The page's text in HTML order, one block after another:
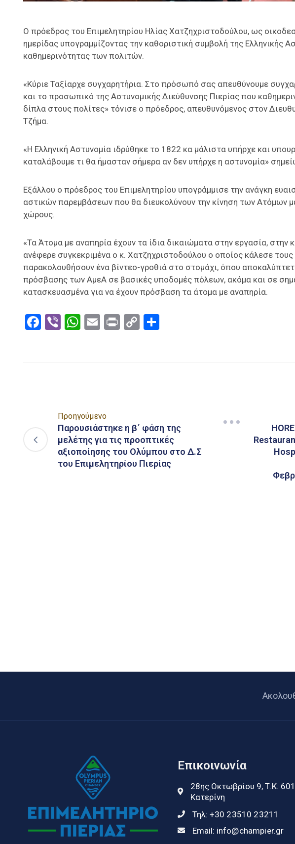
Ο πρόεδρος του Επιμελητηρίου Ηλίας Χατζηχριστοδούλου, ως
ημερίδας υπογραμμίζοντας την καθοριστική συμβολή της Ελληνικής
καθημερινότητας των πολιτών.
«Κύριε Ταξίαρχε συγχαρητήρια. Στο πρόσωπό σας απευθύνουμε
και το προσωπικό της Αστυνομικής Διεύθυνσης Πιερίας που
δίπλα στους πολίτες» τόνισε ο πρόεδρος, απευθυνόμενος στον
Τζήμα.
«Η Ελληνική Αστυνομία ιδρύθηκε το 1822 κα μάλιστα υπήρχε και
καταλάβουμε τι θα ήμασταν σήμερα αν δεν υπήρχε η αστυνομία»
Εξάλλου ο πρόεδρος του Επιμελητηρίου υπογράμμισε την ανάγκη
αστικών παρεμβάσεων που θα διευκολύνουν την κίνηση των Ατόμων
χώρους.
«Τα Άτομα με αναπηρία έχουν τα ίδια δικαιώματα στην εργασία, στην
ανέφερε συγκεκριμένα ο κ. Χατζηχριστοδούλου ο οποίος κάλεσε
παρακολουθήσουν ένα βίντεο-γροθιά στο στομάχι, όπου
πρόσβασης των ΑμεΑ σε βασικές υποδομές πόλεων, ακόμα και σε
κατασκευασμένα για να έχουν πρόσβαση τα άτομα με αναπηρία.
Facebook
ViberWhatsApp
EmailPrintCopy
Προηγούμενο
Παρουσιάστηκε η β΄ φάση της
μελέτης για τις προοπτικές
αξιοποίησης του Ολύμπου στο Δ.Σ
του Επιμελητηρίου Πιερίας
Επικοινωνία
28ης Οκτωβρίου 9, Τ.Κ.
Κατερίνη
Τηλ: +30 23510 23211
Email: info@champier.gr